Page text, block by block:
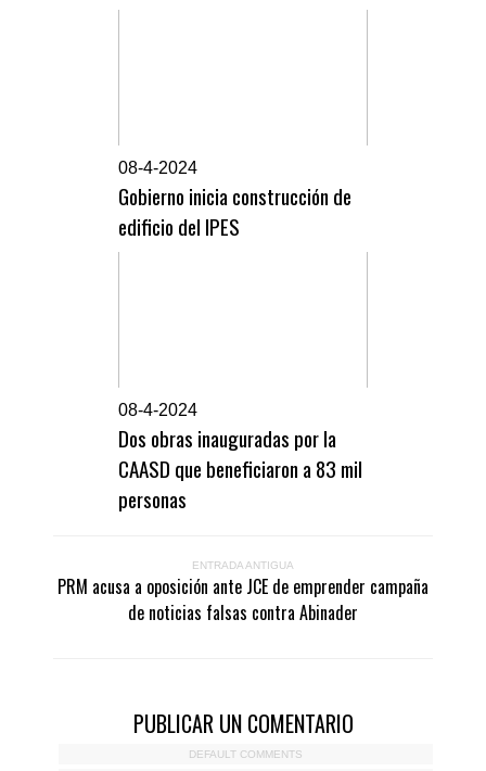
08-4-2024
Gobierno inicia construcción de
edificio del IPES
08-4-2024
Dos obras inauguradas por la
CAASD que beneficiaron a 83 mil
personas
ENTRADA ANTIGUA
PRM acusa a oposición ante JCE de emprender campaña
de noticias falsas contra Abinader
PUBLICAR UN COMENTARIO
DEFAULT COMMENTS